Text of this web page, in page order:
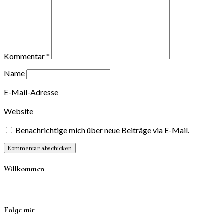
Kommentar*
Name
E-Mail-Adresse
Website
Benachrichtige mich über neue Beiträge via E-Mail.
Willkommen
Folge mir